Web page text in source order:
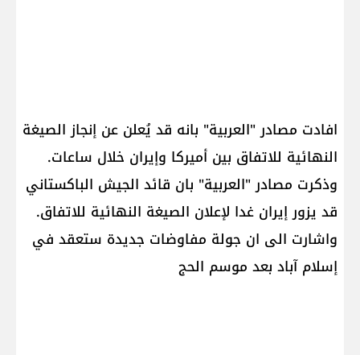
افادت مصادر "العربية" بانه قد يُعلن عن إنجاز الصيغة
النهائية للاتفاق بين ​أميركا​ و​إيران​ خلال ساعات.
وذكرت مصادر "العربية" بان قائد الجيش الباكستاني
قد يزور إيران غدا لإعلان الصيغة النهائية للاتفاق.
واشارت الى ان جولة مفاوضات جديدة ستعقد في
إسلام آباد بعد موسم الحج